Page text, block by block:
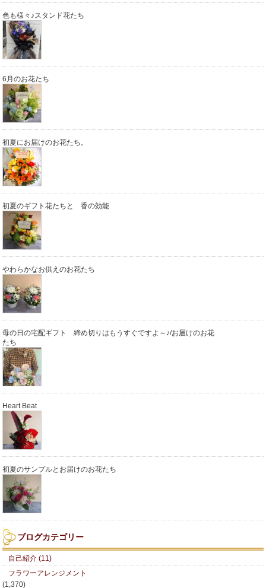
色も様々♪スタンド花たち
6月のお花たち
初夏にお届けのお花たち。
初夏のギフト花たちと 香の効能
やわらかなお供えのお花たち
母の日の宅配ギフト 締め切りはもうすぐですよ～♪/お届けのお花
たち
Heart Beat
初夏のサンプルとお届けのお花たち
ブログカテゴリー
自己紹介 (11)
フラワーアレンジメント
(1,370)